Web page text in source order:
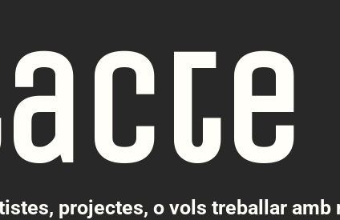
projectes, o vols treballar amb